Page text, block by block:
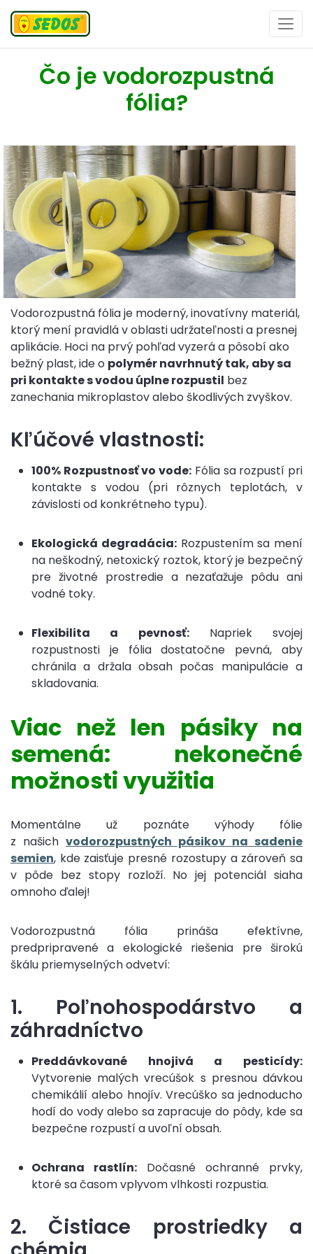
Čo je vodorozpustná
fólia?
Vodorozpustná fólia je moderný, inovatívny materiál,
ktorý mení pravidlá v oblasti udržateľnosti a presnej
aplikácie. Hoci na prvý pohľad vyzerá a pôsobí ako
bežný plast, ide o polymér navrhnutý tak, aby sa
pri kontakte s vodou úplne rozpustil bez
zanechania mikroplastov alebo škodlivých zvyškov.
Kľúčové vlastnosti:
100% Rozpustnosť vo vode: Fólia sa rozpustí pri
kontakte s vodou (pri rôznych teplotách, v
závislosti od konkrétneho typu).
Ekologická degradácia:Rozpustením sa mení
na neškodný, netoxický roztok, ktorý je bezpečný
pre životné prostredie a nezaťažuje pôdu ani
vodné toky.
Flexibilita a pevnosť:Napriek svojej
rozpustnosti je fólia dostatočne pevná, aby
chránila a držala obsah počas manipulácie a
skladovania.
Viac než len pásiky na
semená: nekonečné
možnosti využitia
Momentálne už poznáte výhody fólie
z našich vodorozpustných pásikov na sadenie
semien, kde zaisťuje presné rozostupy a zároveň sa
v pôde bez stopy rozloží. No jej potenciál siaha
omnoho ďalej!
Vodorozpustná fólia prináša efektívne,
predpripravené a ekologické riešenia pre širokú
škálu priemyselných odvetví:
1. Poľnohospodárstvo a
záhradníctvo
Preddávkované hnojivá a pesticídy:
Vytvorenie malých vrecúšok s presnou dávkou
chemikálií alebo hnojív. Vrecúško sa jednoducho
hodí do vody alebo sa zapracuje do pôdy, kde sa
bezpečne rozpustí a uvoľní obsah.
Ochrana rastlín: Dočasné ochranné prvky,
ktoré sa časom vplyvom vlhkosti rozpustia.
2. Čistiace prostriedky a